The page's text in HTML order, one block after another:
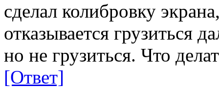
сделал колибровку
отказывается грузиться
но не грузиться. Что
[Ответ]